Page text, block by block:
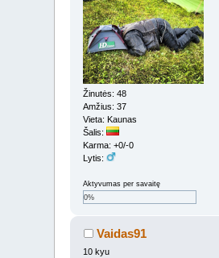
Žinutės: 48
Amžius: 37
Vieta: Kaunas
Šalis:
Karma: +0/-0
Lytis:
Aktyvumas per savaitę
0%
Vaidas91
10 kyu